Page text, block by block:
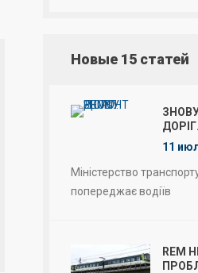
Новые 15 статей
ДОРІГ.
11
Міністерство
попереджає водіїв
REM